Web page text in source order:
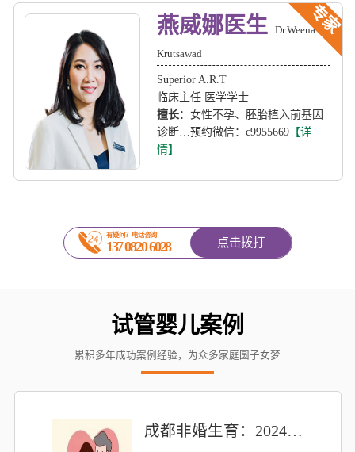
燕威娜医生 Dr.Weena
Krutsawad
Superior A.R.T
临床主任 医学学士
擅长：女性不孕、胚胎植入前基因
诊断…预约微信：c9955669【详
情】
专家
有疑问？电话咨询
137 0820 6028 点击拨打
试管婴儿案例
累积多年成功案例经验，为众多家庭圆子女梦
成都非婚生育：2024三代试管婴儿成功案例分享